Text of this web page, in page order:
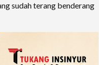
sudah terang benderang